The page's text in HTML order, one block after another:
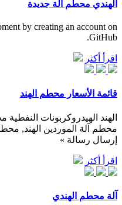
الهندي محطم آلة جديدة
by creating an account on
GitHub.
اقرأ أكثر
قائمة الأسعار محطم الهند
الهند الهيدروكربونات
محطم آلة الموردين الهند,
إرسال رسالة »
اقرأ أكثر
آلة محطم الهندي